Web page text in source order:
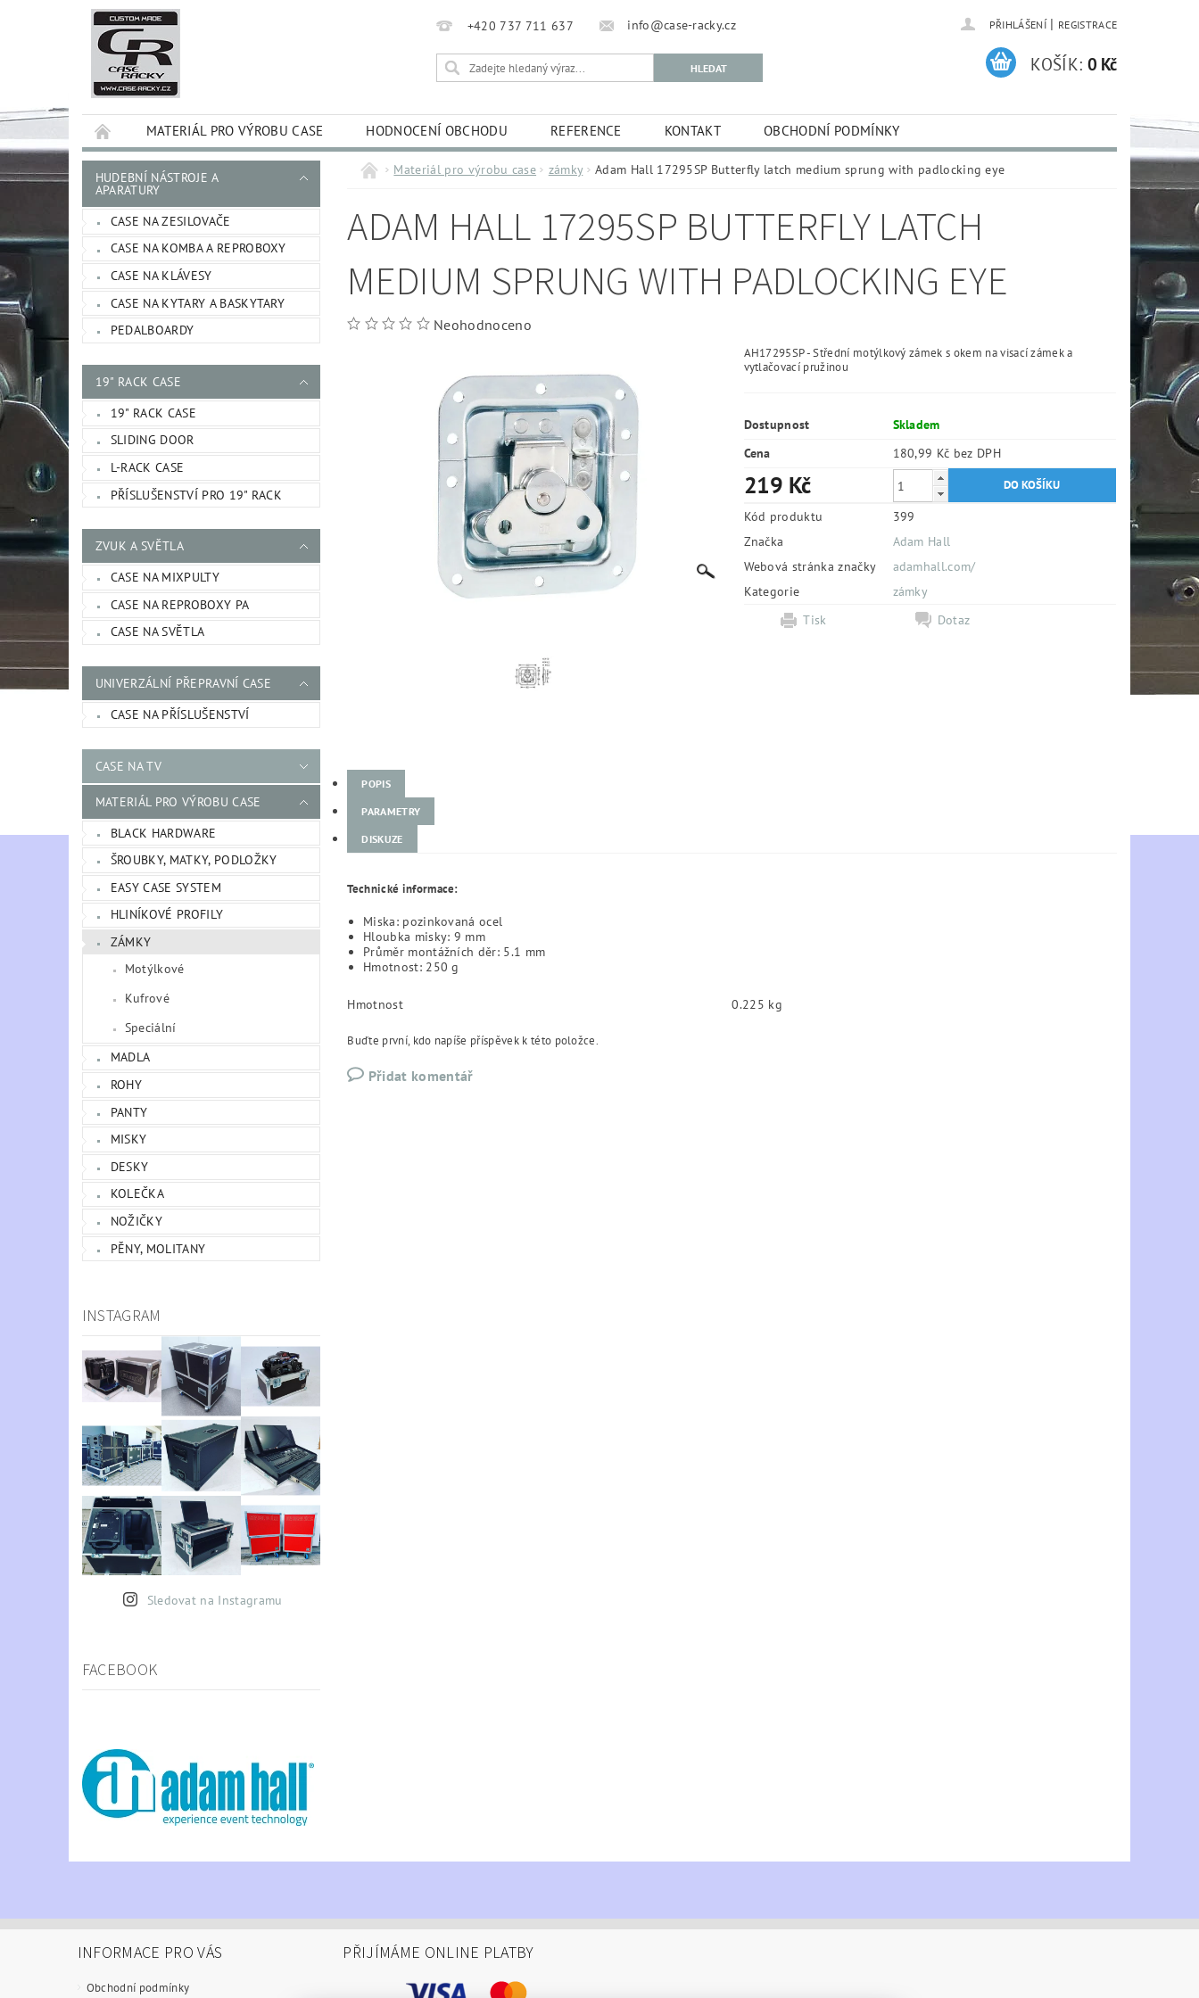
+420 737 711 637 info@case-racky.cz PŘIHLÁŠENÍ | REGISTRACE
KOŠÍK: 0 Kč
MATERIÁL PRO VÝROBU CASE HODNOCENÍ OBCHODU REFERENCE KONTAKT OBCHODNÍ PODMÍNKY
HUDEBNÍ NÁSTROJE A
APARATURY
CASE NA ZESILOVAČE
CASE NA KOMBA A REPROBOXY
CASE NA KLÁVESY
CASE NA KYTARY A BASKYTARY
PEDALBOARDY
19" RACK CASE
19" RACK CASE
SLIDING DOOR
L-RACK CASE
PŘÍSLUŠENSTVÍ PRO 19" RACK
ZVUK A SVĚTLA
CASE NA MIXPULTY
CASE NA REPROBOXY PA
CASE NA SVĚTLA
UNIVERZÁLNÍ PŘEPRAVNÍ CASE
CASE NA PŘÍSLUŠENSTVÍ
CASE NA TV
MATERIÁL PRO VÝROBU CASE
BLACK HARDWARE
ŠROUBKY, MATKY, PODLOŽKY
EASY CASE SYSTEM
HLINÍKOVÉ PROFILY
ZÁMKY
Motýlkové
Kufrové
Speciální
MADLA
ROHY
PANTY
MISKY
DESKY
KOLEČKA
NOŽIČKY
PĚNY, MOLITANY
INSTAGRAM
Sledovat na Instagramu
FACEBOOK
Materiál pro výrobu case zámky Adam Hall 17295SP Butterfly latch medium sprung with padlocking eye
ADAM HALL 17295SP BUTTERFLY LATCH
MEDIUM SPRUNG WITH PADLOCKING EYE
Neohodnoceno
AH17295SP - Střední motýlkový zámek s okem na visací zámek a
vytlačovací pružinou
Dostupnost
Skladem
Cena
180,99 Kč bez DPH
219 Kč
Kód produktu
399
Značka
Adam Hall
Webová stránka značky
adamhall.com/
Kategorie
zámky
Tisk
Dotaz
POPIS
PARAMETRY
DISKUZE
Technické informace:
Miska: pozinkovaná ocel
Hloubka misky: 9 mm
Průměr montážních děr: 5.1 mm
Hmotnost: 250 g
Hmotnost 0.225 kg
Buďte první, kdo napíše příspěvek k této položce.
Přidat komentář
INFORMACE PRO VÁS
Obchodní podmínky
PŘIJÍMÁME ONLINE PLATBY